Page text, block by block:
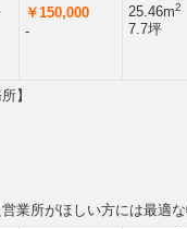
￥150,000
-
25.46m2
7.7坪
】
業所がほしい方には最適な